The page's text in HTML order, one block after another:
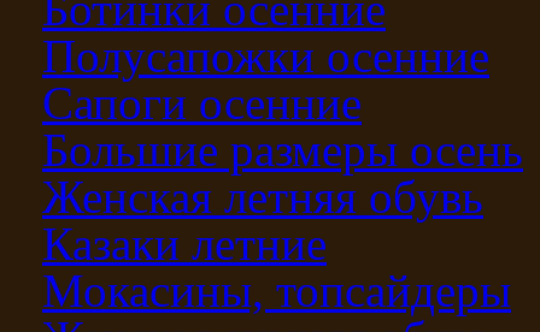
Полусапожки осенние
Сапоги осенние
Большие размеры осень
Женская летняя обувь
Казаки летние
Мокасины, топсайдеры